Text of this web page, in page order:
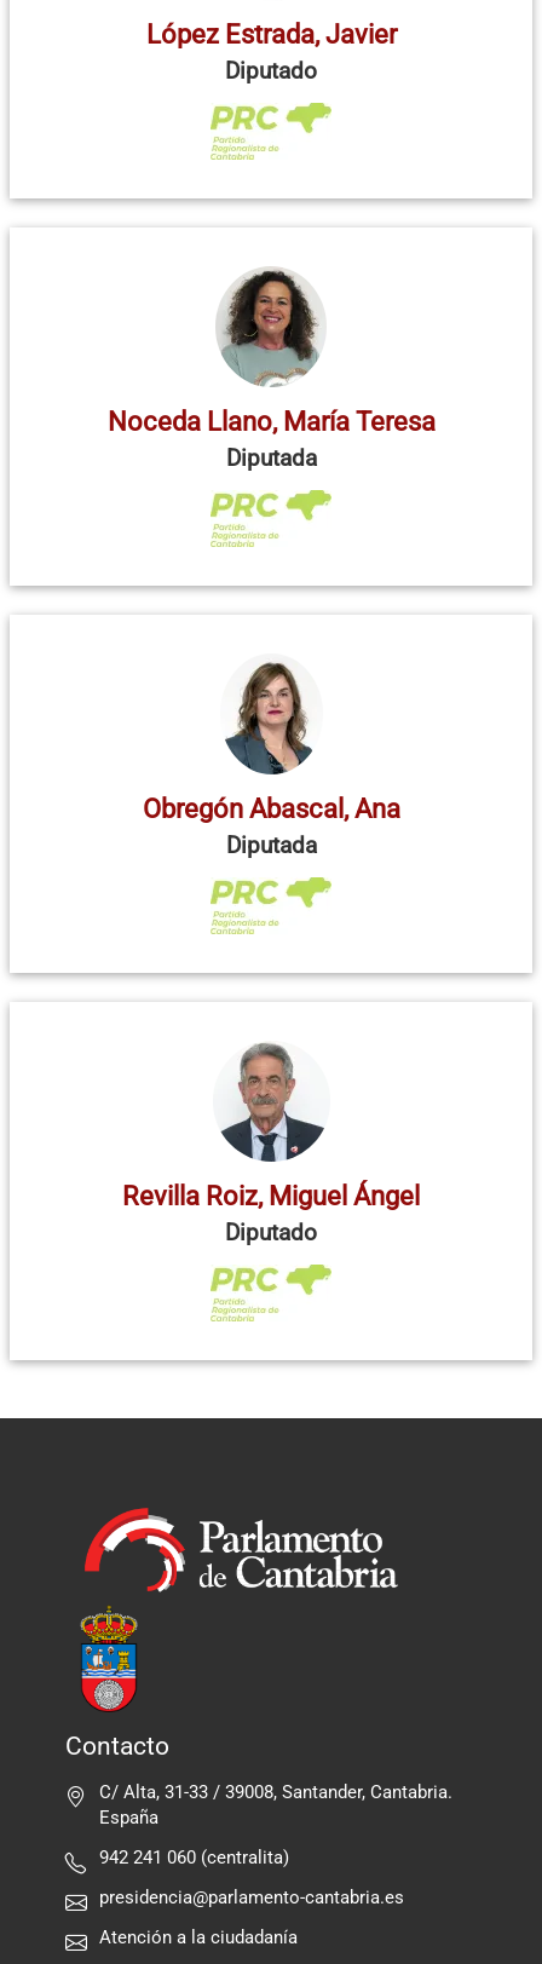
López Estrada, Javier
Diputado
Noceda Llano, María Teresa
Diputada
Obregón Abascal, Ana
Diputada
Revilla Roiz, Miguel Ángel
Diputado
Contacto
C/ Alta, 31-33 / 39008, Santander, Cantabria.
España
942 241 060 (centralita)
presidencia@parlamento-cantabria.es
Atención a la ciudadanía